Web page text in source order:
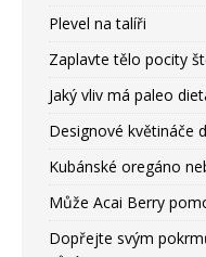
Plevel na talíři
Zaplavte tělo pocity
Jaký vliv má paleo
Designové květináče
Kubánské oregáno
Může Acai Berry
Dopřejte svým